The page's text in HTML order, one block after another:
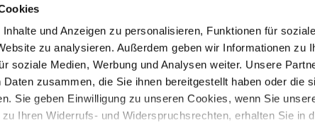
und Anzeigen zu personalisieren, Funktionen für
zu analysieren. Außerdem geben wir Informationen zu
soziale Medien, Werbung und Analysen weiter. Unsere
zusammen, die Sie ihnen bereitgestellt haben oder die
Sie geben Einwilligung zu unseren Cookies, wenn Sie
Ihren Widerrufs- und Widerspruchsrechten, erhalten Sie in